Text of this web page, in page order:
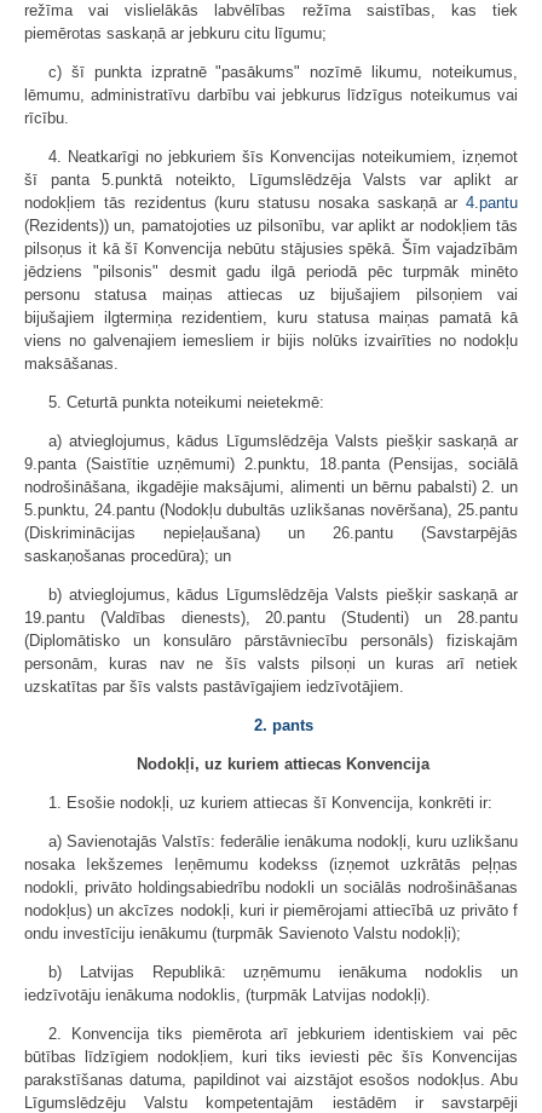
režīma vai vislielākās labvēlības režīma saistības, kas tiek
piemērotas saskaņā ar jebkuru citu līgumu;
c) šī punkta izpratnē "pasākums" nozīmē likumu, noteikumus,
lēmumu, administratīvu darbību vai jebkurus līdzīgus noteikumus vai
rīcību.
4. Neatkarīgi no jebkuriem šīs Konvencijas noteikumiem, izņemot
šī panta 5.punktā noteikto, Līgumslēdzēja Valsts var aplikt ar
nodokļiem tās rezidentus (kuru statusu nosaka saskaņā ar 4.pantu
(Rezidents)) un, pamatojoties uz pilsonību, var aplikt ar nodokļiem tās
pilsoņus it kā šī Konvencija nebūtu stājusies spēkā. Šīm vajadzībām
jēdziens "pilsonis" desmit gadu ilgā periodā pēc turpmāk minēto
personu statusa maiņas attiecas uz bijušajiem pilsoņiem vai
bijušajiem ilgtermiņa rezidentiem, kuru statusa maiņas pamatā kā
viens no galvenajiem iemesliem ir bijis nolūks izvairīties no nodokļu
maksāšanas.
5. Ceturtā punkta noteikumi neietekmē:
a) atvieglojumus, kādus Līgumslēdzēja Valsts piešķir saskaņā ar
9.panta (Saistītie uzņēmumi) 2.punktu, 18.panta (Pensijas, sociālā
nodrošināšana, ikgadējie maksājumi, alimenti un bērnu pabalsti) 2. un
5.punktu, 24.pantu (Nodokļu dubultās uzlikšanas novēršana), 25.pantu
(Diskriminācijas nepieļaušana) un 26.pantu (Savstarpējās
saskaņošanas procedūra); un
b) atvieglojumus, kādus Līgumslēdzēja Valsts piešķir saskaņā ar
19.pantu (Valdības dienests), 20.pantu (Studenti) un 28.pantu
(Diplomātisko un konsulāro pārstāvniecību personāls) fiziskajām
personām, kuras nav ne šīs valsts pilsoņi un kuras arī netiek
uzskatītas par šīs valsts pastāvīgajiem iedzīvotājiem.
2. pants
Nodokļi, uz kuriem attiecas Konvencija
1. Esošie nodokļi, uz kuriem attiecas šī Konvencija, konkrēti ir:
a) Savienotajās Valstīs: federālie ienākuma nodokļi, kuru uzlikšanu
nosaka Iekšzemes Ieņēmumu kodekss (izņemot uzkrātās peļņas
nodokli, privāto holdingsabiedrību nodokli un sociālās nodrošināšanas
nodokļus) un akcīzes nodokļi, kuri ir piemērojami attiecībā uz privāto f
ondu investīciju ienākumu (turpmāk Savienoto Valstu nodokļi);
b) Latvijas Republikā: uzņēmumu ienākuma nodoklis un
iedzīvotāju ienākuma nodoklis, (turpmāk Latvijas nodokļi).
2. Konvencija tiks piemērota arī jebkuriem identiskiem vai pēc
būtības līdzīgiem nodokļiem, kuri tiks ieviesti pēc šīs Konvencijas
parakstīšanas datuma, papildinot vai aizstājot esošos nodokļus. Abu
Līgumslēdzēju Valstu kompetentajām iestādēm ir savstarpēji